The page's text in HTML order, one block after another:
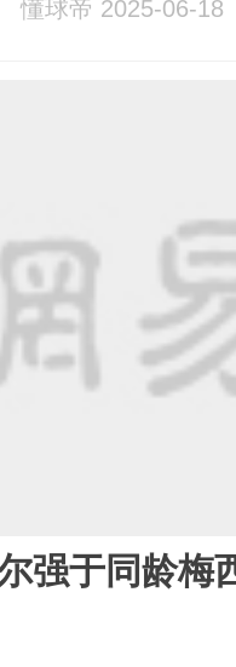
懂球帝 2025-06-18
强于同龄梅